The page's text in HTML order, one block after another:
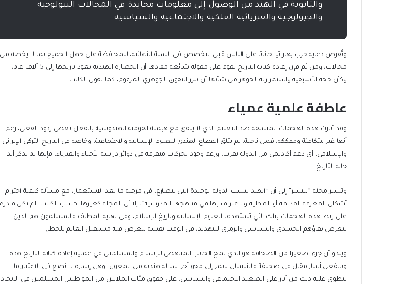
والثانوية في الهند من الوصول إلى معلومات محايدة في المجالات البيولوجية
والجيولوجية والفيزيائية الفلكية والاجتماعية والسياسية
وتُفرض دعاية حزب بهاراتيا جاناتا على الناس قبل التخصص في السنة النهائية، للمحافظة على جهل الجميع بما لا يخصه من
مجالات، ومن ثم فإن إعادة كتابة التاريخ تقوم على مقولة شائعة مفادها أن الحضارة الهندية يعود تاريخها إلى 5 آلاف عام،
وكأن حجة الأسبقية واستمرارية الجوهر من شأنها أن تبرر التفوق الجوهري المزعوم، كما يقول الكاتب.
عاطفة علمية عمياء
وقد أثارت هذه الهجمات المنسقة ضد التعليم الذي لا يتفق مع هيمنة القومية الهندوسية بالفعل بعض ردود الفعل، رغم
أنها غير متكافئة ومفككة، فمن ناحية، لم يتلق القطاع الهندي للعلوم الإنسانية والاجتماعية، وخاصة في التاريخ التركي الإيراني
والإسلامي، أي دعم أكاديمي من الدولة تقريبا، ورغم وجود تحركات متفرقة في دوائر دراسة الأحياء والفيزياء، فإنها لم تذكر أبدا
حالة التاريخ.
وتشير مجلة “نيتشر” إلى أن “الهند ليست الدولة الوحيدة التي تتصارع، في مرحلة ما بعد الاستعمار، مع مسألة كيفية احترام
أشكال المعرفة القديمة أو المحلية والاعتراف بها في مناهجها المدرسية”، إلا أن المجلة كغيرها -حسب الكاتب- لم تكن قادرة
على ربط هذه الهجمات بتلك التي تستهدف العلوم الإنسانية وتاريخ الإسلام، وفي نهاية المطاف فالمسلمون هم الذين
يتعرض بقاؤهم الجسدي والسياسي والرمزي للتهديد، في الوقت نفسه يتعرض فيه مستقبل العالم للخطر.
ويبدو أن جزءا صغيرا من الصحافة هو الذي لمح الجانب المناهض للإسلام والمسلمين في عملية إعادة كتابة التاريخ هذه،
وبالفعل أشار مقال في صحيفة فايننشال تايمز إلى محو آخر سلالة هندية من المغول، وهي إشارة لا تضع في الاعتبار ما
ينطوي عليه ذلك من آثار على الصعيد الاجتماعي والسياسي، على حقوق مئات الملايين من المواطنين المسلمين في الاتحاد